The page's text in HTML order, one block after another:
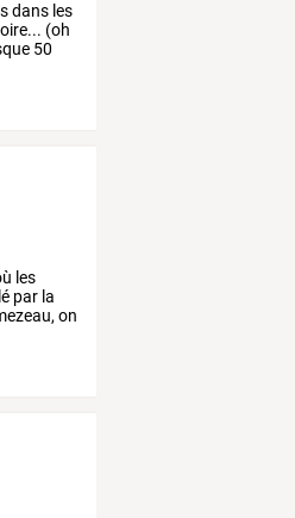
dans les
(oh
50
les
par la
on